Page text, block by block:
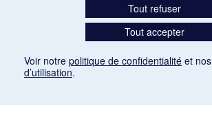
Tout refuser
Tout accepter
Voir notre politique de confidentialité et nos
d’utilisation.